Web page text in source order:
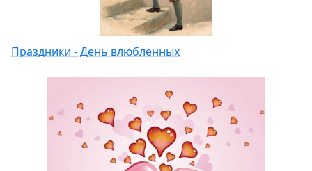
Праздники - День влюбленных